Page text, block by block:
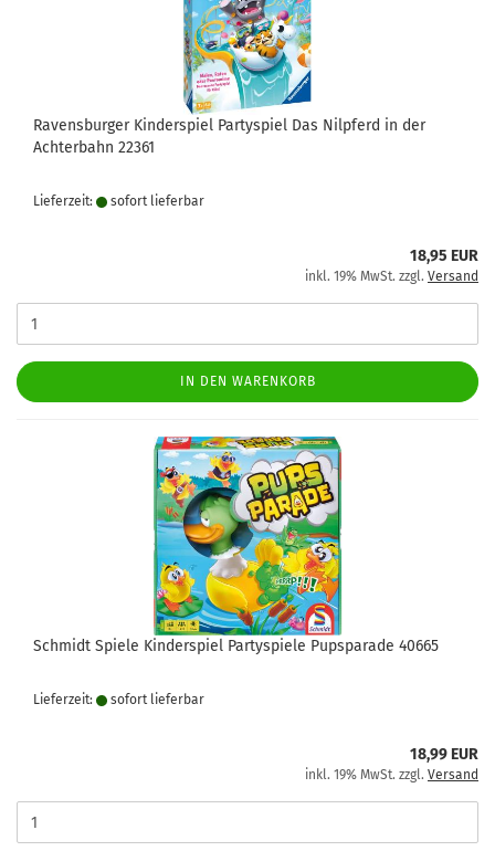
Ravensburger Kinderspiel Partyspiel Das Nilpferd in der
Achterbahn 22361
Lieferzeit: sofort lie­fer­bar
18,95 EUR
inkl. 19% MwSt. zzgl. Versand
IN DEN WARENKORB
Schmidt Spiele Kinderspiel Partyspiele Pupsparade 40665
Lieferzeit: sofort lie­fer­bar
18,99 EUR
inkl. 19% MwSt. zzgl. Versand